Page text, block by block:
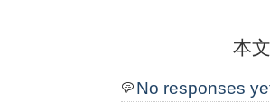
本
No responses